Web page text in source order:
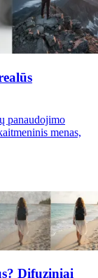
panaudojimo
menas,
Difuziniai